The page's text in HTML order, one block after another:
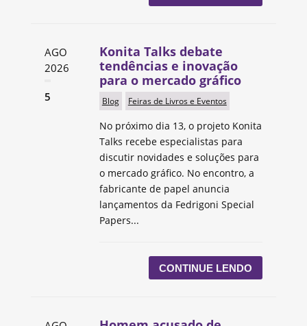
AGO
2026
5
Konita Talks debate
tendências e inovação
para o mercado gráfico
Blog Feiras de Livros e Eventos
No próximo dia 13, o projeto Konita
Talks recebe especialistas para
discutir novidades e soluções para
o mercado gráfico. No encontro, a
fabricante de papel anuncia
lançamentos da Fedrigoni Special
Papers...
CONTINUE LENDO